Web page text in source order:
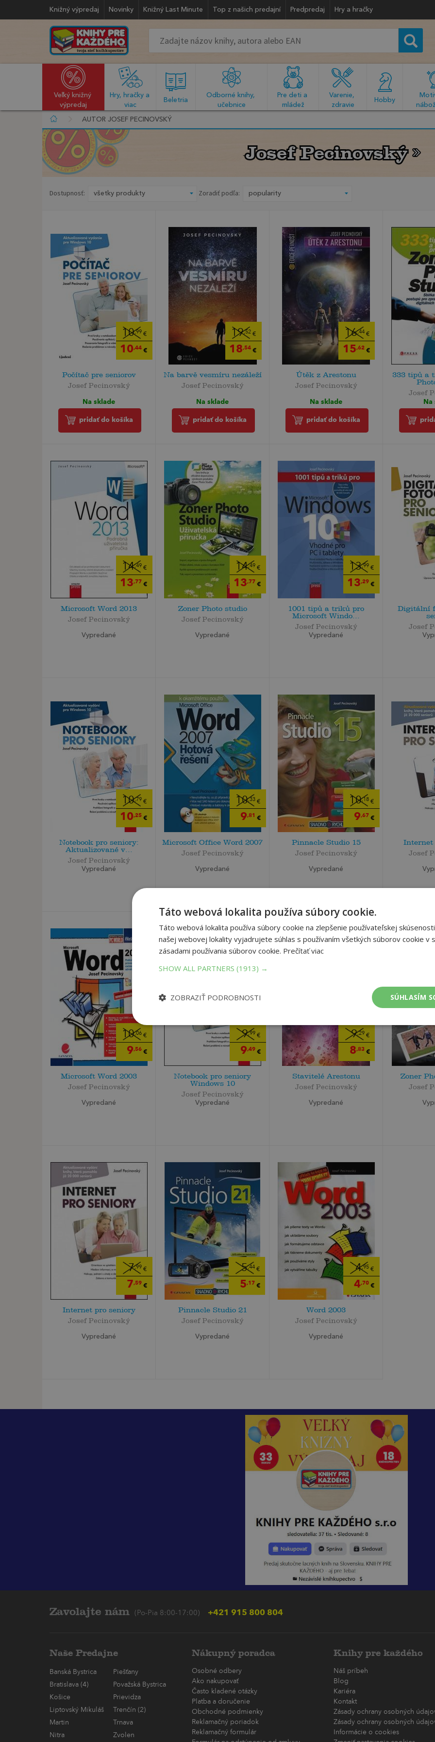
Knižný výpredaj Novinky Knižný Last Minute Top z našich predajní Predpredaj Hry a hračky
Veľký knižný
výpredaj
Hry, hračky a
viac
Beletria
Odborné knihy,
učebnice
Pre deti a
mládež
Varenie,
zdravie
Hobby
AUTOR JOSEF PECINOVSKÝ
Josef Pecinovský
Josef Pecinovský
Dostupnosť: Zoradiť podľa:
10,99 €
10,44 €
Počítač pre seniorov
Josef Pecinovský
Na sklade
pridať do košíka
19,52 €
18,54 €
Na barvě vesmíru nezáleží
Josef Pecinovský
Na sklade
pridať do košíka
16,44€
15,62€
Útěk z Arestonu
Josef Pecinovský
Na sklade
pridať do košíka
333 tipů a
Josef
Na
14,49 €
13,77 €
Microsoft Word 2013
Josef Pecinovský
Vypredané
14,49 €
13,77 €
Zoner Photo studio
Josef Pecinovský
Vypredané
13,99 €
13,29 €
1001 tipů a triků pro
Microsoft Windo...
Josef Pecinovský
Vypredané
Digitální
Josef
10,79 €
10,25 €
Notebook pro seniory:
Aktualizované v...
Josef Pecinovský
Vypredané
10,33 €
9,81 €
Microsoft Office Word 2007
Josef Pecinovský
Vypredané
10,18 €
9,67 €
Pinnacle Studio 15
Josef Pecinovský
Vypredané
Internet
Josef
10,06 €
9,56 €
Microsoft Word 2003
Josef Pecinovský
Vypredané
9,99 €
9,49 €
Notebook pro seniory
Windows 10
Josef Pecinovský
Vypredané
9,29 €
8,83€
Stavitelé Arestonu
Josef Pecinovský
Vypredané
Zoner
Josef
7,99 €
7,59 €
Internet pro seniory
Josef Pecinovský
Vypredané
5,44€
5,17 €
Pinnacle Studio 21
Josef Pecinovský
Vypredané
4,95 €
4,70 €
Word 2003
Josef Pecinovský
Vypredané
Zavolajte nám (Po-Pia 8:00-17:00) +421 915 800 804
Naše Predajne
Banská Bystrica
Piešťany
Bratislava (4)
Považská Bystrica
Košice
Prievidza
Liptovský Mikuláš
Trenčín (2)
Martin
Trnava
Nitra
Zvolen
Nákupný poradca
Osobné odbery
Ako nakupovať
Často kladené otázky
Platba a doručenie
Obchodné podmienky
Reklamačný poriadok
Reklamačný formulár
Knihy pre každého
Náš príbeh
Blog
Kariéra
Kontakt
Zásady ochrany osobných
Zásady ochrany osobných
Informácie o cookies
Táto webová lokalita používa súbory cookie.
Táto webová lokalita používa súbory cookie na zlepšenie používateľskej
našej webovej lokality vyjadrujete súhlas s používaním všetkých súborov cookie v
zásadami používania súborov cookie. Prečítať viac
SHOW ALL PARTNERS (1913) →
SÚHLASÍM
ZOBRAZIŤ PODROBNOSTI